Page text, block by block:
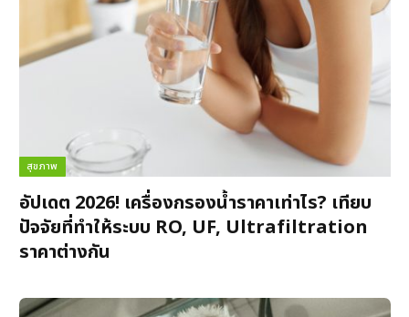
สุขภาพ
อัปเดต 2026! เครื่องกรองน้ำราคาเท่าไร? เทียบ
ปัจจัยที่ทำให้ระบบ RO, UF, Ultrafiltration
ราคาต่างกัน